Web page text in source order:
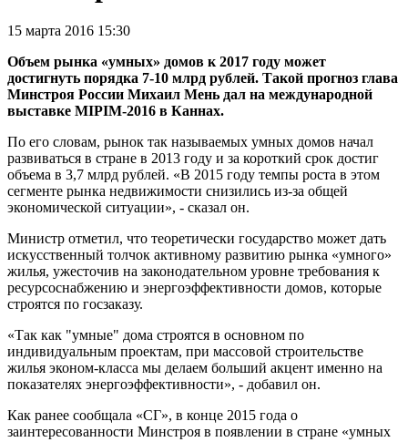
15 марта 2016 15:30
Объем рынка «умных» домов к 2017 году может
достигнуть порядка 7-10 млрд рублей. Такой прогноз глава
Минстроя России Михаил Мень дал на международной
выставке MIPIM-2016 в Каннах.
По его словам, рынок так называемых умных домов начал
развиваться в стране в 2013 году и за короткий срок достиг
объема в 3,7 млрд рублей. «В 2015 году темпы роста в этом
сегменте рынка недвижимости снизились из-за общей
экономической ситуации», - сказал он.
Министр отметил, что теоретически государство может дать
искусственный толчок активному развитию рынка «умного»
жилья, ужесточив на законодательном уровне требования к
ресурсоснабжению и энергоэффективности домов, которые
строятся по госзаказу.
«Так как "умные" дома строятся в основном по
индивидуальным проектам, при массовой строительстве
жилья эконом-класса мы делаем больший акцент именно на
показателях энергоэффективности», - добавил он.
Как ранее сообщала «СГ», в конце 2015 года о
заинтересованности Минстроя в появлении в стране «умных